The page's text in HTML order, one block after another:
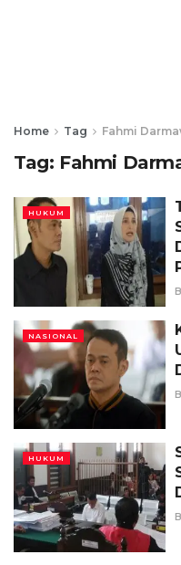
Home Tag Fahmi
Tag: Fahmi
HUKUM
NASIONAL
HUKUM